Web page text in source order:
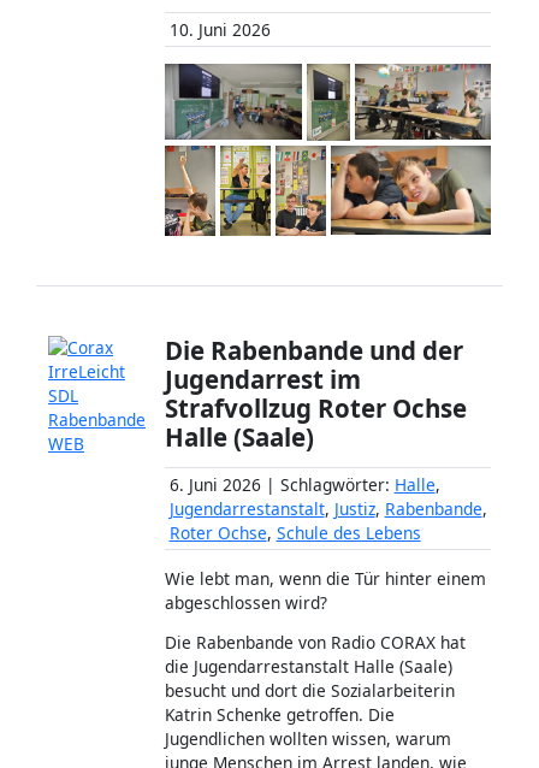
10. Juni 2026
Die Rabenbande und der
Jugendarrest im
Strafvollzug Roter Ochse
Halle (Saale)
6. Juni 2026 | Schlagwörter: Halle,
Jugendarrestanstalt, Justiz, Rabenbande,
Roter Ochse, Schule des Lebens
Wie lebt man, wenn die Tür hinter einem
abgeschlossen wird?
Die Rabenbande von Radio CORAX hat
die Jugendarrestanstalt Halle (Saale)
besucht und dort die Sozialarbeiterin
Katrin Schenke getroffen. Die
Jugendlichen wollten wissen, warum
junge Menschen im Arrest landen, wie